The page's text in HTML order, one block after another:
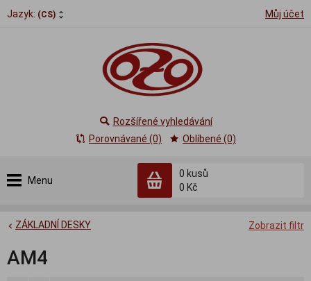
Jazyk: (CS) Můj účet
Menu
0 kusů
0 Kč
Rozšířené vyhledávání
Porovnávané (0)
Oblíbené (0)
Zobrazit filtr
ZÁKLADNÍ DESKY
AM4